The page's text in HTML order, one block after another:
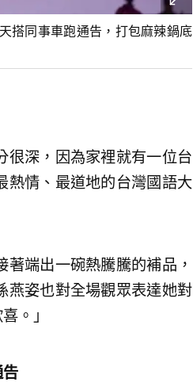
搭同事車跑通告，打包麻辣鍋底
很深，因為家裡就有一位台
熱情、最道地的台灣國語大
端出一碗熱騰騰的補品，
燕姿也對全場觀眾表達她對
。」
告